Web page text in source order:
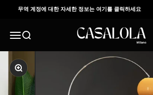
내용으로 건너뛰기
무역 계정에 대한 자세한 정보는 여기를 클릭하세요
메뉴검색 CASALOLA
확대/축소